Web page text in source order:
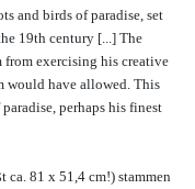
and birds of paradise, set
19th century [...] The
exercising his creative
would have allowed. This
perhaps his finest
81 x 51,4 cm!) stammen